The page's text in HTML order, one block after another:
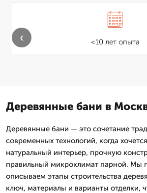
<10 лет опыта
‹
Деревянные бани в
Деревянные бани — это сочетание
современных технологий, когда
натуральный интерьер, прочную
правильный микроклимат парной. Мы
описываем этапы строительства
ключ, материалы и варианты отделки,